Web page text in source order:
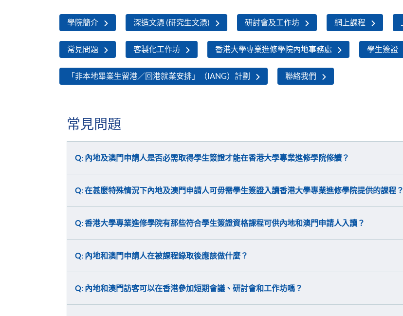
學院簡介 深造文憑 (研究生文憑) 研討會及工作坊 網上課程
常見問題 客製化工作坊 香港大學專業進修學院內地事務處 學生簽證
「非本地畢業生留港／回港就業安排」（IANG）計劃 聯絡我們
常見問題
Q: 內地及澳門申請人是否必需取得學生簽證才能在香港大學專業進修學院修讀？
Q: 在甚麼特殊情況下內地及澳門申請人可毋需學生簽證入讀香港大學專業進修學院提供的課程？
Q: 香港大學專業進修學院有那些符合學生簽證資格課程可供內地和澳門申請人入讀？
Q: 內地和澳門申請人在被課程錄取後應該做什麼？
Q: 內地和澳門訪客可以在香港參加短期會議、研討會和工作坊嗎？